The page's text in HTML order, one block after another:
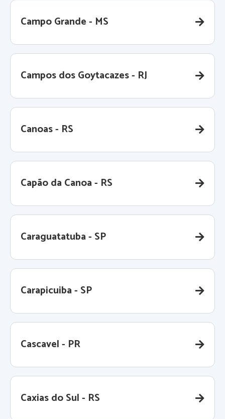
Campo Grande - MS
Campos dos Goytacazes - RJ
Canoas - RS
Capão da Canoa - RS
Caraguatatuba - SP
Carapicuiba - SP
Cascavel - PR
Caxias do Sul - RS